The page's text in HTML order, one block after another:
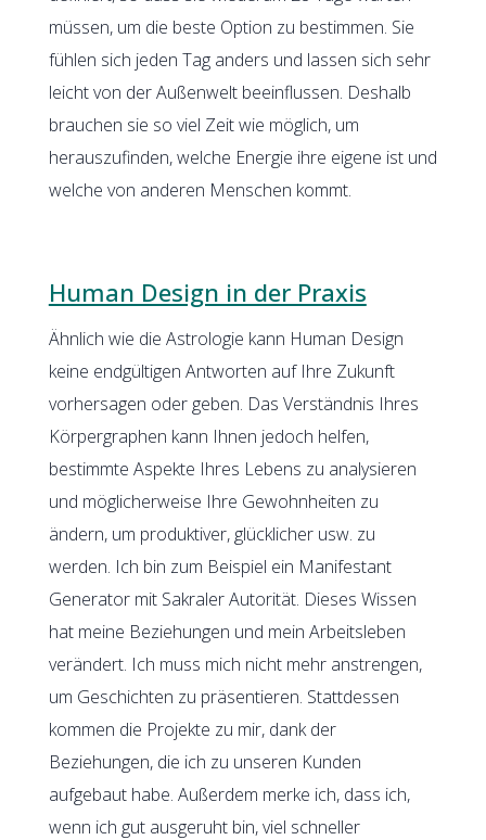
müssen, um die beste Option zu bestimmen. Sie
fühlen sich jeden Tag anders und lassen sich sehr
leicht von der Außenwelt beeinflussen. Deshalb
brauchen sie so viel Zeit wie möglich, um
herauszufinden, welche Energie ihre eigene ist und
welche von anderen Menschen kommt.
Human Design in der Praxis
Ähnlich wie die Astrologie kann Human Design
keine endgültigen Antworten auf Ihre Zukunft
vorhersagen oder geben. Das Verständnis Ihres
Körpergraphen kann Ihnen jedoch helfen,
bestimmte Aspekte Ihres Lebens zu analysieren
und möglicherweise Ihre Gewohnheiten zu
ändern, um produktiver, glücklicher usw. zu
werden. Ich bin zum Beispiel ein Manifestant
Generator mit Sakraler Autorität. Dieses Wissen
hat meine Beziehungen und mein Arbeitsleben
verändert. Ich muss mich nicht mehr anstrengen,
um Geschichten zu präsentieren. Stattdessen
kommen die Projekte zu mir, dank der
Beziehungen, die ich zu unseren Kunden
aufgebaut habe. Außerdem merke ich, dass ich,
wenn ich gut ausgeruht bin, viel schneller